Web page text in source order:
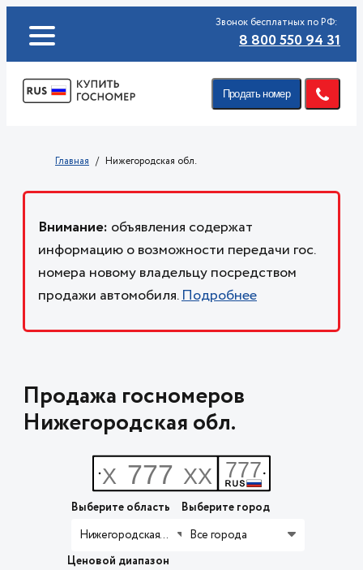
Звонок бесплатных по РФ:
8 800 550 94 31
Продать номер
Главная Нижегородская обл.
Внимание: объявления содержат
информацию о возможности передачи гос.
номера новому владельцу посредством
продажи автомобиля.Подробнее
Продажа госномеров
Нижегородская обл.
Выберите область
Нижегородская обл.
Выберите город
Все города
Ценовой диапазон